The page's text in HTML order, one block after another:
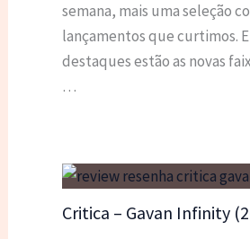
semana, mais uma seleção
lançamentos que curtimos.
destaques estão as novas
…
Critica – Gavan Infinity